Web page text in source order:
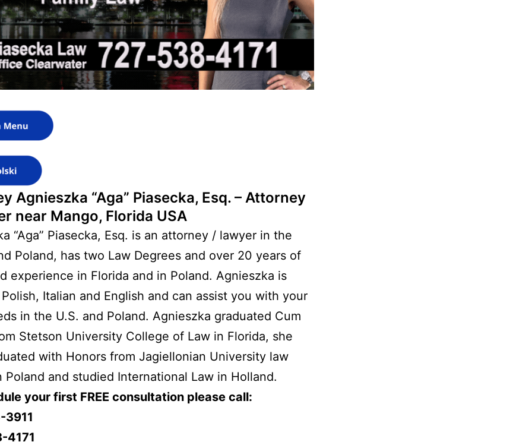
Agnieszka “Aga” Piasecka, Esq. – Attorney
near Mango, Florida USA
“Aga” Piasecka, Esq. is an attorney / lawyer in the
Poland, has two Law Degrees and over 20 years of
experience in Florida and in Poland. Agnieszka is
Italian and English and can assist you with your
in the U.S. and Poland. Agnieszka graduated Cum
Stetson University College of Law in Florida, she
with Honors from Jagiellonian University law
Poland and studied International Law in Holland.
your first FREE consultation please call:
3911
4171